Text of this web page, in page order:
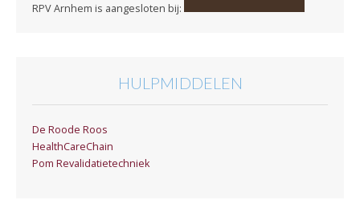
RPV Arnhem is aangesloten bij:
HULPMIDDELEN
De Roode Roos
HealthCareChain
Pom Revalidatietechniek